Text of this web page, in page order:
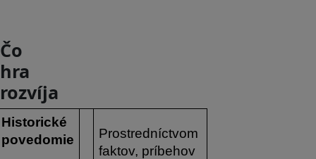
Čo
hra
rozvíja
Historické
povedomie
Prostredníctvom
faktov, príbehov